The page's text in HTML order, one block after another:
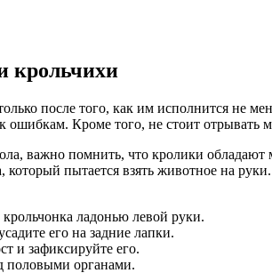
крольчихи
после того, как им исполнится не
ошибкам. Кроме того, не стоит отрывать
важно помнить, что кролики
который пытается взять животное на
ладонью левой руки.
его на задние лапки.
и зафиксируйте его.
половыми органами.